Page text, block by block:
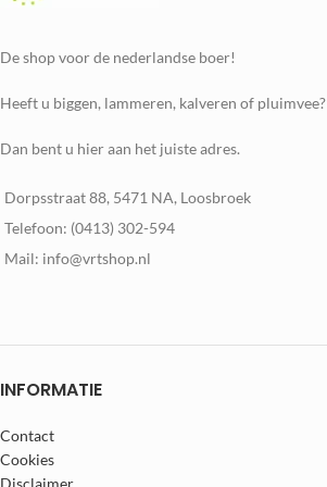
De shop voor de nederlandse boer!
Heeft u biggen, lammeren, kalveren of pluimvee?
Dan bent u hier aan het juiste adres.
Dorpsstraat 88, 5471 NA, Loosbroek
Telefoon: (0413) 302-594
Mail: info@vrtshop.nl
INFORMATIE
Contact
Cookies
Disclaimer